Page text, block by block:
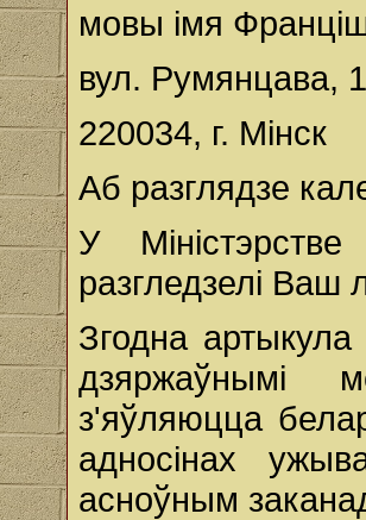
мовы імя
вул. Румянцава,
220034, г. Мінск
Аб разглядзе
У
разгледзелі Ваш
Згодна артыкула
дзяржаўнымі
з'яўляюцца
адносінах
асноўным